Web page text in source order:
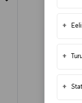
+
+
+